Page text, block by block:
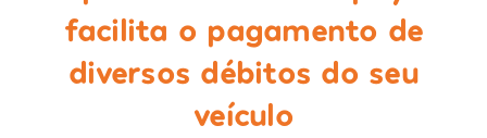
facilita o pagamento de
diversos débitos do seu
veículo